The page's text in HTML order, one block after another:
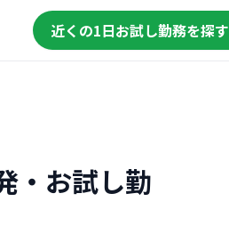
近くの1日お試し勤務を探す
・お試し勤